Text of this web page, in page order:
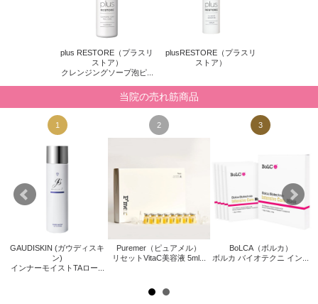
plus RESTORE（プラスリ
ストア）
クレンジングソープ泡ピ...
plusRESTORE（プラスリ
ストア）
当院の売れ筋商品
1
GAUDISKIN (ガウディスキ
ン)
インナーモイストTAロー...
2
Puremer（ピュアメル）
リセットVitaC美容液 5ml...
3
BoLCA（ボルカ）
ボルカ バイオテクニ イン...